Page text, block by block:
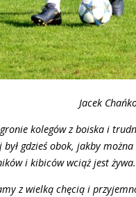
Jacek
kolegów z boiska i
gdzieś obok, jakby
i kibiców wciąż jest
z wielką chęcią i